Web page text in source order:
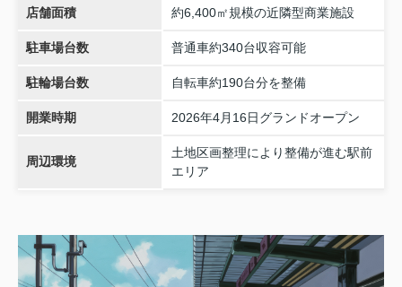
店舗面積 約6,400㎡規模の近隣型商業施設
駐車場台数 普通車約340台収容可能
駐輪場台数 自転車約190台分を整備
開業時期 2026年4月16日グランドオープン
周辺環境
土地区画整理により整備が進む駅前
エリア